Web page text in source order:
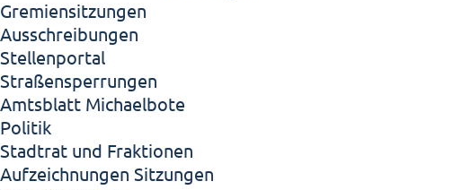
Gremiensitzungen
Ausschreibungen
Stellenportal
Straßensperrungen
Amtsblatt Michaelbote
Politik
Stadtrat und Fraktionen
Aufzeichnungen Sitzungen